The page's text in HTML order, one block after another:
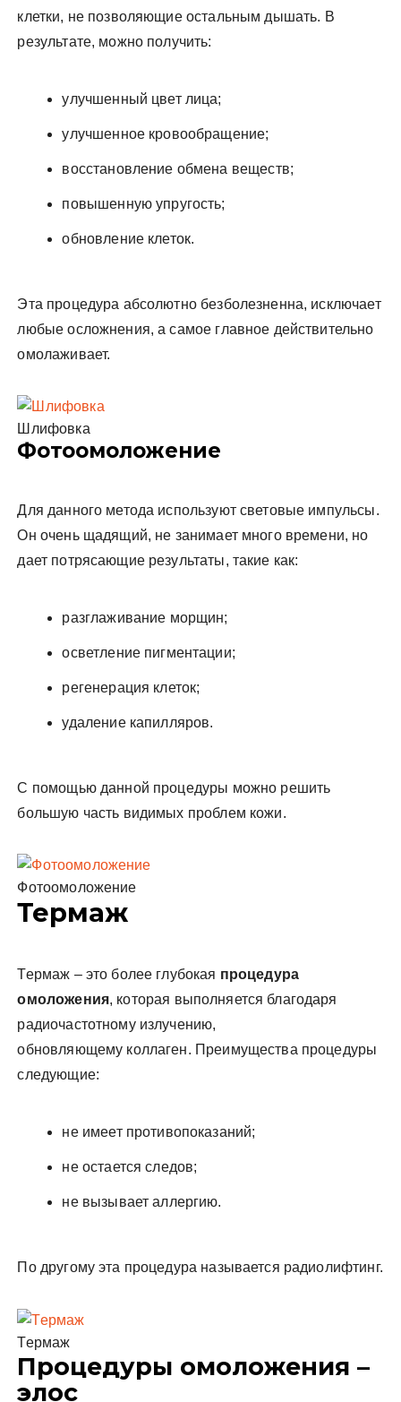
клетки, не позволяющие остальным дышать. В
результате, можно получить:
улучшенный цвет лица;
улучшенное кровообращение;
восстановление обмена веществ;
повышенную упругость;
обновление клеток.
Эта процедура абсолютно безболезненна, исключает
любые осложнения, а самое главное действительно
омолаживает.
Шлифовка
Фотоомоложение
Для данного метода используют световые импульсы.
Он очень щадящий, не занимает много времени, но
дает потрясающие результаты, такие как:
разглаживание морщин;
осветление пигментации;
регенерация клеток;
удаление капилляров.
С помощью данной процедуры можно решить
большую часть видимых проблем кожи.
Фотоомоложение
Термаж
Термаж – это более глубокая процедура
омоложения, которая выполняется благодаря
радиочастотному излучению,
обновляющему коллаген. Преимущества процедуры
следующие:
не имеет противопоказаний;
не остается следов;
не вызывает аллергию.
По другому эта процедура называется радиолифтинг.
Термаж
Процедуры омоложения –
элос